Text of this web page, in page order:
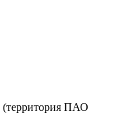
(территория ПАО